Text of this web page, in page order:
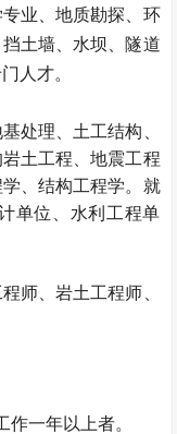
业、地质勘探、环
土墙、水坝、隧道
人才。
处理、土工结构、
土工程、地震工程
、结构工程学。就
单位、水利工程单
师 、岩土工程师
作一年以上者。